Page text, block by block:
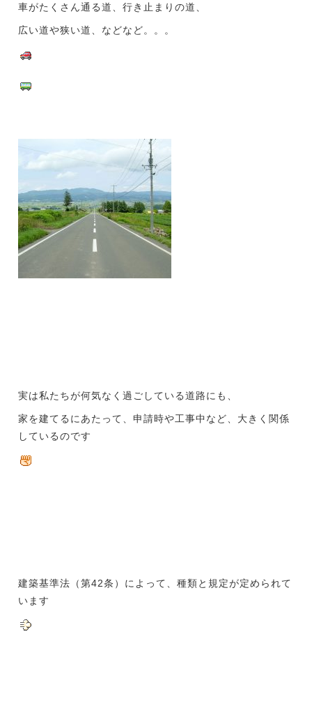
車がたくさん通る道、行き止まりの道、
広い道や狭い道、などなど。。。
実は私たちが何気なく過ごしている道路にも、
家を建てるにあたって、申請時や工事中など、大きく関係
しているのです
建築基準法（第42条）によって、種類と規定が定められて
います